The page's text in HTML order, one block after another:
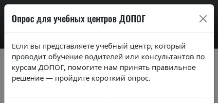
AdrExam
Вопросы экзаменационных билетов по
курсам ДОПОГ ver. 2019
Экзаменационные вопросы по темам курса
Опрос для учебных центров ДОПОГ
Если вы представляете учебный центр, который
проводит обучение водителей или консультантов по
курсам ДОПОГ, помогите нам принять правильное
решение — пройдите короткий опрос.